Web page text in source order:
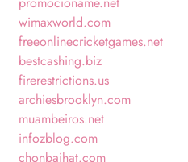
wimaxworld.com
freeonlinecricketgames.net
bestcashing.biz
firerestrictions.us
archiesbrooklyn.com
muambeiros.net
infozblog.com
chonbaihat.com